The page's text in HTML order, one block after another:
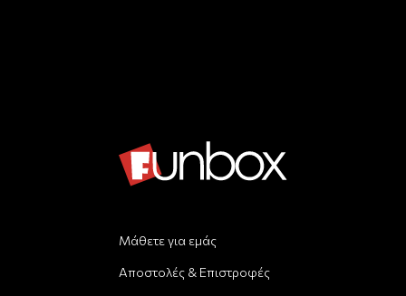
Μάθετε για εμάς
Αποστολές & Επιστροφές